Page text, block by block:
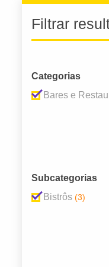
Filtrar
Categorias
Bares e
Subcategorias
Bistrôs (3)